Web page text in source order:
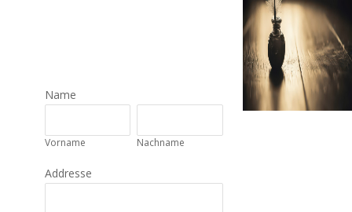
Name
Vorname Nachname
Addresse